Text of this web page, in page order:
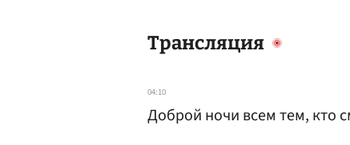
Трансляция
04:10
Доброй ночи всем тем, кто